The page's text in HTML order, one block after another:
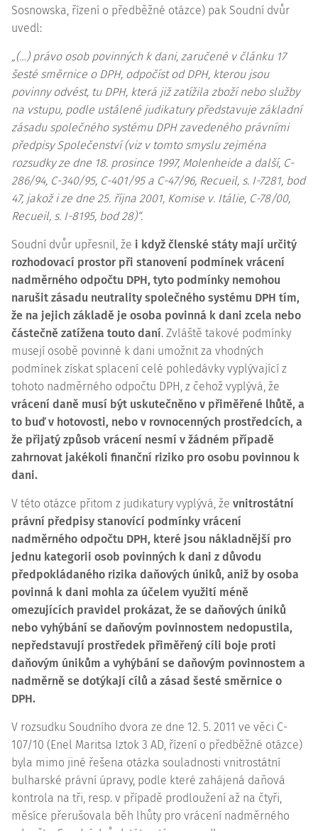
Sosnowska, řízení o předběžné otázce) pak Soudní dvůr
uvedl:
„(…) právo osob povinných k dani, zaručené v článku 17
šesté směrnice o DPH, odpočíst od DPH, kterou jsou
povinny odvést, tu DPH, která již zatížila zboží nebo služby
na vstupu, podle ustálené judikatury představuje základní
zásadu společného systému DPH zavedeného právními
předpisy Společenství (viz v tomto smyslu zejména
rozsudky ze dne 18. prosince 1997, Molenheide a další, C-
286/94, C-340/95, C-401/95 a C-47/96, Recueil, s. I-7281, bod
47, jakož i ze dne 25. října 2001, Komise v. Itálie, C-78/00,
Recueil, s. I-8195, bod 28)“.
Soudní dvůr upřesnil, že i když členské státy mají určitý
rozhodovací prostor při stanovení podmínek vrácení
nadměrného odpočtu DPH, tyto podmínky nemohou
narušit zásadu neutrality společného systému DPH tím,
že na jejich základě je osoba povinná k dani zcela nebo
částečně zatížena touto daní. Zvláště takové podmínky
musejí osobě povinné k dani umožnit za vhodných
podmínek získat splacení celé pohledávky vyplývající z
tohoto nadměrného odpočtu DPH, z čehož vyplývá, že
vrácení daně musí být uskutečněno v přiměřené lhůtě, a
to buď v hotovosti, nebo v rovnocenných prostředcích, a
že přijatý způsob vrácení nesmí v žádném případě
zahrnovat jakékoli finanční riziko pro osobu povinnou k
dani.
V této otázce přitom z judikatury vyplývá, že vnitrostátní
právní předpisy stanovící podmínky vrácení
nadměrného odpočtu DPH, které jsou nákladnější pro
jednu kategorii osob povinných k dani z důvodu
předpokládaného rizika daňových úniků, aniž by osoba
povinná k dani mohla za účelem využití méně
omezujících pravidel prokázat, že se daňových úniků
nebo vyhýbání se daňovým povinnostem nedopustila,
nepředstavují prostředek přiměřený cíli boje proti
daňovým únikům a vyhýbání se daňovým povinnostem a
nadměrně se dotýkají cílů a zásad šesté směrnice o
DPH.
V rozsudku Soudního dvora ze dne 12. 5. 2011 ve věci C-
107/10 (Enel Maritsa Iztok 3 AD, řízení o předběžné otázce)
byla mimo jiné řešena otázka souladnosti vnitrostátní
bulharské právní úpravy, podle které zahájená daňová
kontrola na tři, resp. v případě prodloužení až na čtyři,
měsíce přerušovala běh lhůty pro vrácení nadměrného